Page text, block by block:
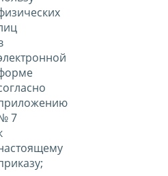
7